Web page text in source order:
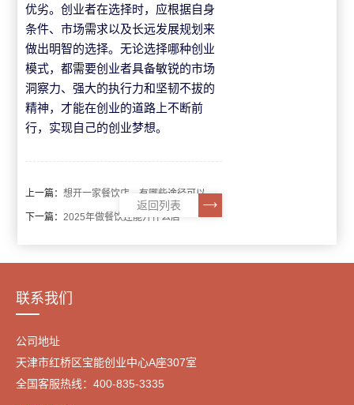
优劣。创业者在选择时，应根据自身
条件、市场需求以及长远发展规划来
做出明智的选择。无论选择哪种创业
模式，都需要创业者具备敏锐的市场
洞察力、强大的执行力和坚韧不拔的
精神，才能在创业的道路上不断前
行，实现自己的创业梦想。
上一篇：想开一家餐饮店，有哪些途径可以帮助选址？
下一篇：2025年做餐饮还能开什么店
返回列表
联系我们
公司地址
天津市红桥区宝能创业中心A座307室
全国客服热线：400-835-3335